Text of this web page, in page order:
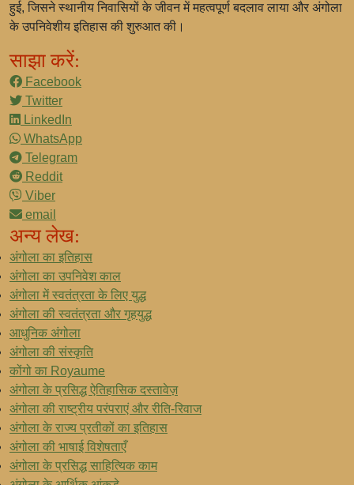
हुई, जिसने स्थानीय निवासियों के जीवन में महत्वपूर्ण बदलाव लाया और अंगोला
के उपनिवेशीय इतिहास की शुरुआत की।
साझा करें:
Facebook
Twitter
LinkedIn
WhatsApp
Telegram
Reddit
Viber
email
अन्य लेख:
अंगोला का इतिहास
अंगोला का उपनिवेश काल
अंगोला में स्वतंत्रता के लिए युद्ध
अंगोला की स्वतंत्रता और गृहयुद्ध
आधुनिक अंगोला
अंगोला की संस्कृति
कोंगो का Royaume
अंगोला के प्रसिद्ध ऐतिहासिक दस्तावेज़
अंगोला की राष्ट्रीय परंपराएं और रीति-रिवाज
अंगोला के राज्य प्रतीकों का इतिहास
अंगोला की भाषाई विशेषताएँ
अंगोला के प्रसिद्ध साहित्यिक काम